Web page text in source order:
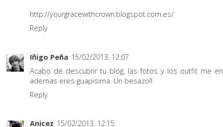
http://yourgracewithcrown.blogspot.com.es/
Reply
Iñigo Peña 15/02/2013, 12:07
Acabo de descubrir tu blog, las fotos y los outfit me
ademas eres guapisima. Un besazo!!
Reply
Anicez 15/02/2013, 12:15